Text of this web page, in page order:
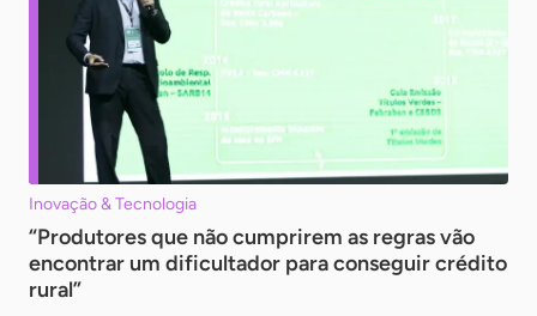
Inovação & Tecnologia
“Produtores que não cumprirem as regras vão
encontrar um dificultador para conseguir crédito
rural”